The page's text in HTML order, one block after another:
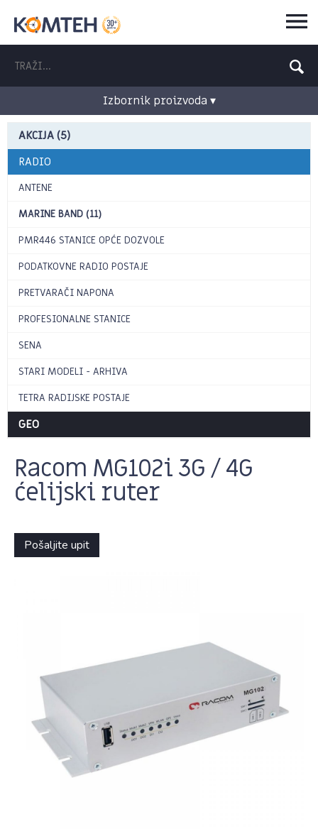
Izbornik proizvoda ▾
AKCIJA (5)
RADIO
ANTENE
MARINE BAND (11)
PMR446 STANICE OPĆE DOZVOLE
PODATKOVNE RADIO POSTAJE
PRETVARAČI NAPONA
PROFESIONALNE STANICE
SENA
STARI MODELI - ARHIVA
TETRA RADIJSKE POSTAJE
GEO
Racom MG102i 3G / 4G
ćelijski ruter
Pošaljite upit